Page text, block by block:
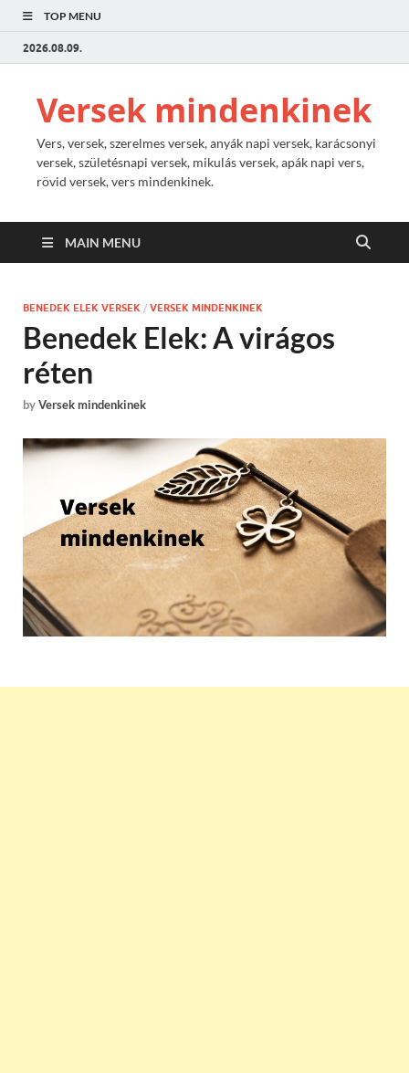
TOP MENU
2026.08.09.
Versek mindenkinek
Vers, versek, szerelmes versek, anyák napi versek, karácsonyi
versek, születésnapi versek, mikulás versek, apák napi vers,
rövid versek, vers mindenkinek.
MAIN MENU
BENEDEK ELEK VERSEK / VERSEK MINDENKINEK
Benedek Elek: A virágos
réten
byVersek mindenkinek